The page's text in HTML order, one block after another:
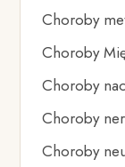
Choroby
Choroby
Choroby
Choroby
Choroby